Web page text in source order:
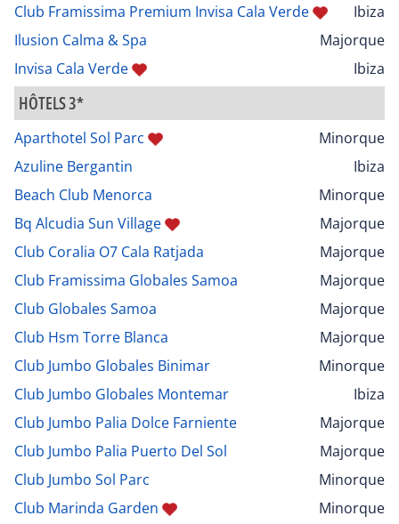
Club Framissima Premium Invisa Cala Verde
Ibiza
Ilusion Calma & Spa
Majorque
Invisa Cala Verde
Ibiza
HÔTELS 3*
Aparthotel Sol Parc
Minorque
Azuline Bergantin
Ibiza
Beach Club Menorca
Minorque
Bq Alcudia Sun Village
Majorque
Club Coralia O7 Cala Ratjada
Majorque
Club Framissima Globales Samoa
Majorque
Club Globales Samoa
Majorque
Club Hsm Torre Blanca
Majorque
Club Jumbo Globales Binimar
Minorque
Club Jumbo Globales Montemar
Ibiza
Club Jumbo Palia Dolce Farniente
Majorque
Club Jumbo Palia Puerto Del Sol
Majorque
Club Jumbo Sol Parc
Minorque
Club Marinda Garden
Minorque